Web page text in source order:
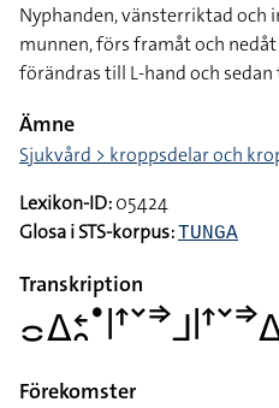
Nyphanden, vänsterriktad och
munnen, förs framåt och
förändras till L-hand och
Ämne
Sjukvård > kroppsdelar och
Lexikon-ID:05424
Glosa i STS-korpus:TUNGA
Transkription
Förekomster